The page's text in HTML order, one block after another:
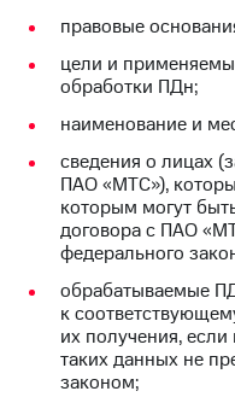
правовые
цели и
обработки ПДн;
наименование и
сведения о лицах
ПАО «МТС»),
которым могут
договора с ПАО
федерального
обрабатываемые
к
их получения,
таких данных не
законом;